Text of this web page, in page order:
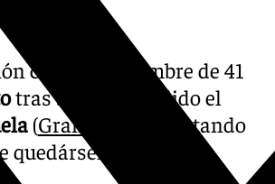
contra un hombre de 41
tras ser sorprendido el
(Granada
) recolectando